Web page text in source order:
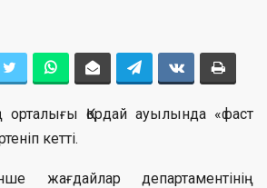
орталығы Қордай ауылында «фаст
кетті.
жағдайлар департаментінің